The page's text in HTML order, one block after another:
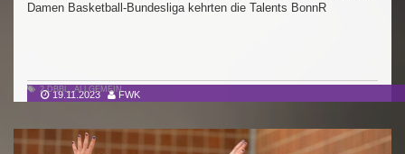
19.11.2023 FWK
Damen Basketball-Bundesliga kehrten die Talents BonnR
2.DBBL,ALLGEMEIN